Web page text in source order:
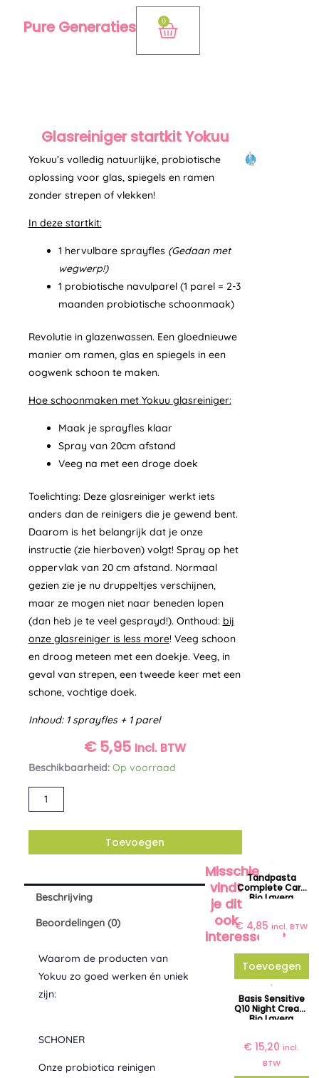
Pure Generaties 0
Winkelwagen
Glasreiniger startkit Yokuu
Yokuu’s volledig natuurlijke, probiotische
oplossing voor glas, spiegels en ramen
zonder strepen of vlekken!
In deze startkit:
1 hervulbare sprayfles (Gedaan met
wegwerp!)
1 probiotische navulparel (1 parel = 2-3
maanden probiotische schoonmaak)
Revolutie in glazenwassen. Een gloednieuwe
manier om ramen, glas en spiegels in een
oogwenk schoon te maken.
Hoe schoonmaken met Yokuu glasreiniger:
Maak je sprayfles klaar
Spray van 20cm afstand
Veeg na met een droge doek
Toelichting: Deze glasreiniger werkt iets
anders dan de reinigers die je gewend bent.
Daarom is het belangrijk dat je onze
instructie (zie hierboven) volgt! Spray op het
oppervlak van 20 cm afstand. Normaal
gezien zie je nu druppeltjes verschijnen,
maar ze mogen niet naar beneden lopen
(dan heb je te veel gesprayd!). Onthoud: bij
onze glasreiniger is less more! Veeg schoon
en droog meteen met een doekje. Veeg, in
geval van strepen, een tweede keer met een
schone, vochtige doek.
Inhoud: 1 sprayfles + 1 parel
€5,95 Incl. BTW
Beschikbaarheid: Op voorraad
Glasreiniger
startkit
Yokuu
Toevoegen
Beschrijving
Beoordelingen (0)
Waarom de producten van
Yokuu zo goed werken én uniek
zijn:
SCHONER
Onze probiotica reinigen
Misschien
vindt
je dit
ook
interessant?
Tandpasta
Complete Care
Bio Lavera
€ 4,85 incl. BTW
Toevoegen
Basis Sensitive
Q10 Night Cream
Bio Lavera
€ 15,20 incl.
BTW